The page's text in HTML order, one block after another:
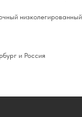
низколегированный
и Россия